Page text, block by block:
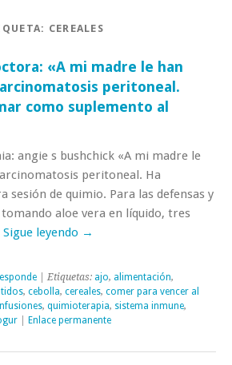
CEREALES
«A mi madre le han
peritoneal.
como suplemento al
angie s bushchick «A mi madre le
peritoneal. Ha
sesión de quimio. Para las defensas y
aloe vera en líquido, tres
Sigue leyendo →
| Etiquetas: ajo, alimentación,
, cebolla, cereales, comer para vencer al
, quimioterapia, sistema inmune,
Enlace permanente